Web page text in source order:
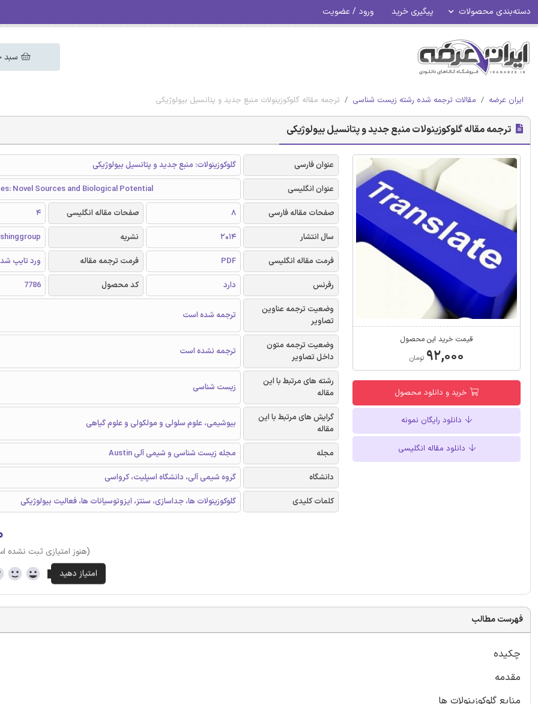
دسته‌بندی محصولات پیگیری خرید ورود / عضویت
سبد
ایران عرضه مقالات ترجمه شده رشته زیست شناسی ترجمه مقاله گلوکوزینولات منبع جدید و پتانسیل بیولوژیکی
ترجمه مقاله گلوکوزینولات منبع جدید و پتانسیل بیولوژیکی
قیمت خرید این محصول
۹۲,۰۰۰ تومان
خرید و دانلود محصول
دانلود رایگان نمونه
دانلود مقاله انگلیسی
عنوان فارسی
گلوکوزینولات: منبع جدید و پتانسیل بیولوژیکی
عنوان انگلیسی
Novel Sources and Biological Potential
صفحات مقاله فارسی
8 صفحات مقاله انگلیسی
4
سال انتشار
2014 نشریه
فرمت مقاله انگلیسی
PDF فرمت ترجمه مقاله
ورد تایپ
رفرنس
دارد کد محصول
7786
وضعیت ترجمه عناوین
تصاویر
ترجمه شده است
وضعیت ترجمه متون
داخل تصاویر
ترجمه نشده است
رشته های مرتبط با این
مقاله
زیست شناسی
گرایش های مرتبط با این
مقاله
بیوشیمی، علوم سلولی و مولکولی و علوم گیاهی
مجله
مجله زیست شناسی و شیمی آلی Austin
دانشگاه
گروه شیمی آلی، دانشگاه اسپلیت، کرواسی
کلمات کلیدی
گلوکوزینولات ها، جداسازی، سنتز، ایزوتوسیانات ها، فعالیت بیولوژیکی
(هنوز امتیازی ثبت نشده
فهرست مطالب
چکیده
مقدمه
منابع گلوکوزینولات ها